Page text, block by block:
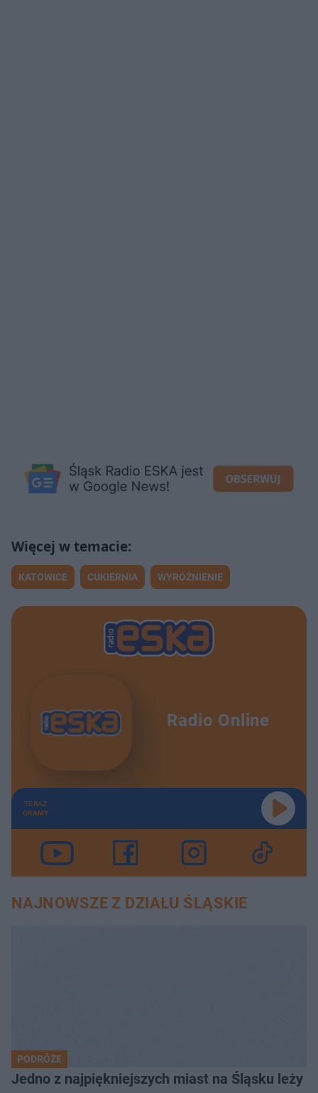
KATOWICE CUKIERNIA WYRÓŻNIENIE
Radio Online
TERAZ
GRAMY
NAJNOWSZE Z DZIAŁU ŚLĄSKIE
PODRÓŻE
Jedno z najpiękniejszych miast na Śląsku leży